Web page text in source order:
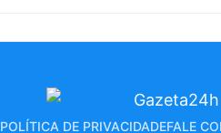
POLÍTICA DE PRIVACIDADEFALE